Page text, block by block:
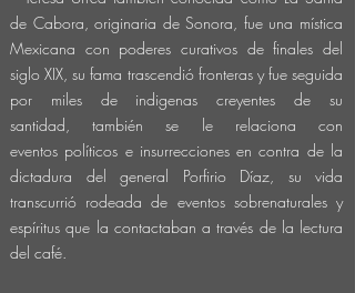
de Cabora, originaria de Sonora, fue una mística
Mexicana con poderes curativos de finales del
siglo XIX, su fama trascendió fronteras y fue seguida
por miles de indigenas creyentes de su
santidad,también se le relaciona con
eventos políticos e insurrecciones en contra de la
dictadura del general Porfirio Díaz, su vida
transcurrió rodeada de eventos sobrenaturales y
espíritus que la contactaban a través de la lectura
del café.